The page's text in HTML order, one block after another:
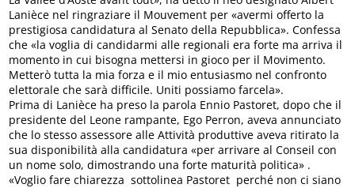
Lanièce nel ringraziare il Mouvement per «avermi offerto la
prestigiosa candidatura al Senato della Repubblica». Confessa
che «la voglia di candidarmi alle regionali era forte ma arriva il
momento in cui bisogna mettersi in gioco per il Movimento.
Metterò tutta la mia forza e il mio entusiasmo nel confronto
elettorale che sarà difficile. Uniti possiamo farcela».
Prima di Lanièce ha preso la parola Ennio Pastoret, dopo che il
presidente del Leone rampante, Ego Perron, aveva annunciato
che lo stesso assessore alle Attività produttive aveva ritirato la
sua disponibilità alla candidatura «per arrivare al Conseil con
un nome solo, dimostrando una forte maturità politica» .
«Voglio fare chiarezza  sottolinea Pastoret  perché non ci siano